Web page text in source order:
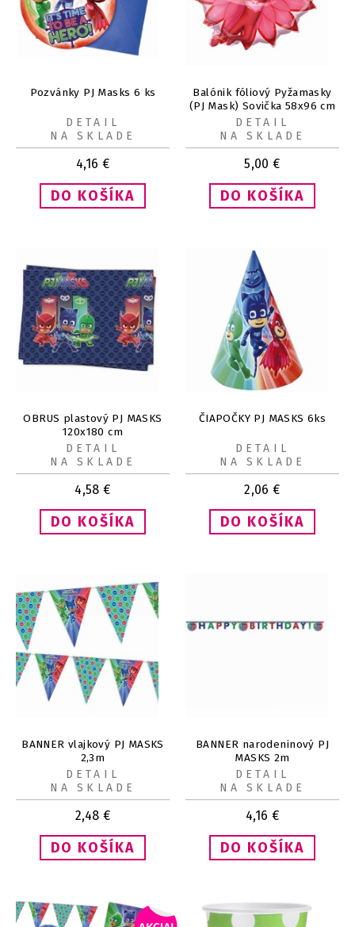
Pozvánky PJ Masks 6 ks
4,16 €
DETAIL
NA SKLADE
Balónik fóliový Pyžamasky
(PJ Mask) Sovička 58x96 cm
5,00 €
DETAIL
NA SKLADE
OBRUS plastový PJ MASKS
120x180 cm
4,58 €
DETAIL
NA SKLADE
ČIAPOČKY PJ MASKS 6ks
2,06 €
DETAIL
NA SKLADE
BANNER vlajkový PJ MASKS
2,3m
2,48 €
DETAIL
NA SKLADE
BANNER narodeninový PJ
MASKS 2m
4,16 €
DETAIL
NA SKLADE